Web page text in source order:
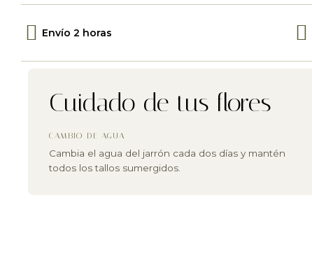
Envío 2 horas
Cuidado de tus flores
CAMBIO DE AGUA
Cambia el agua del jarrón cada dos días y mantén
todos los tallos sumergidos.